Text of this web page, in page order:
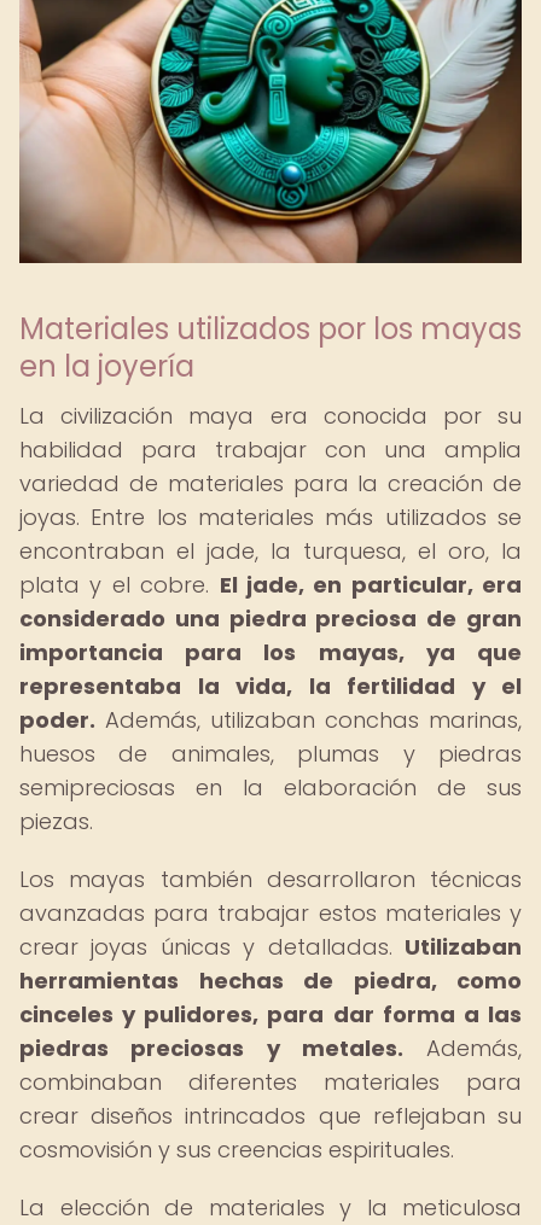
Materiales utilizados por los mayas
en la joyería
La civilización maya era conocida por su
habilidad para trabajar con una amplia
variedad de materiales para la creación de
joyas. Entre los materiales más utilizados se
encontraban el jade, la turquesa, el oro, la
plata y el cobre. El jade, en particular, era
considerado una piedra preciosa de gran
importancia para los mayas, ya que
representaba la vida, la fertilidad y el
poder. Además, utilizaban conchas marinas,
huesos de animales, plumas y piedras
semipreciosas en la elaboración de sus
piezas.
Los mayas también desarrollaron técnicas
avanzadas para trabajar estos materiales y
crear joyas únicas y detalladas. Utilizaban
herramientas hechas de piedra, como
cinceles y pulidores, para dar forma a las
piedras preciosas y metales. Además,
combinaban diferentes materiales para
crear diseños intrincados que reflejaban su
cosmovisión y sus creencias espirituales.
La elección de materiales y la meticulosa